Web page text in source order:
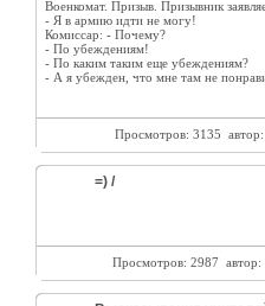
Военкомат. Призыв. Призывник
- Я в армию идти не могу!
Комиссар: - Почему?
- По убеждениям!
- По каким таким еще убеждениям?
- А я убежден, что мне там не
Просмотров: 3135
=) /
Просмотров: 2987 автор: